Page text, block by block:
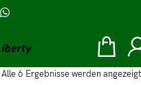
Alle 6 Ergebnisse werden angezeigt